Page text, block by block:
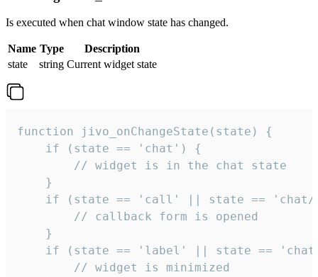
Is executed when chat window state has changed.
Name Type
Description
state
string Current widget state
function jivo_onChangeState(state) {
    if (state == 'chat') {
        // widget is in the chat state
    }
if (state == 'call' || state ==
        // callback form is opened
    }
if (state == 'label' || state ==
        // widget is minimized